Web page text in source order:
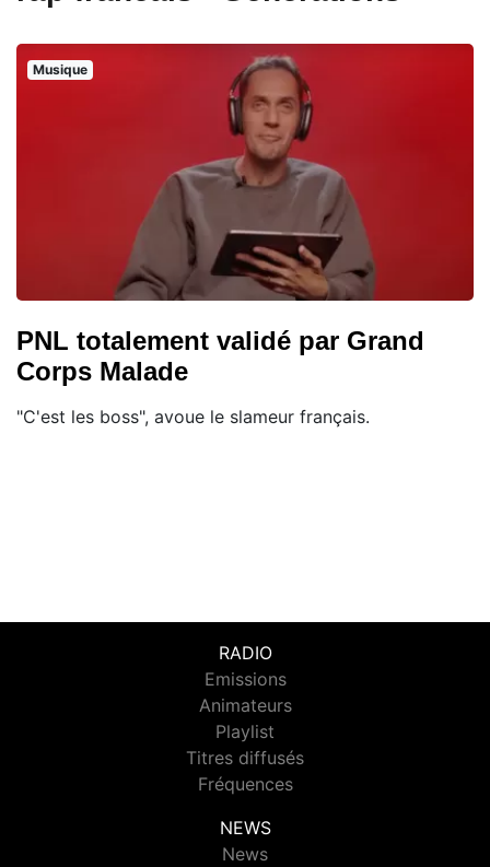
Musique
PNL totalement validé par Grand
Corps Malade
"C'est les boss", avoue le slameur français.
RADIO
Emissions
Animateurs
Playlist
Titres diffusés
Fréquences
NEWS
News